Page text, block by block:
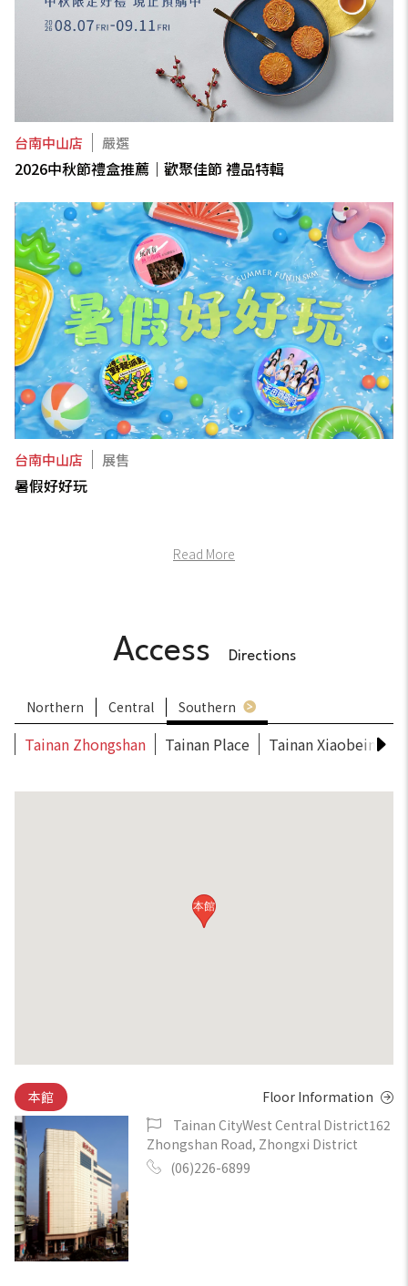
台南中山店 嚴選
2026中秋節禮盒推薦｜歡聚佳節 禮品特輯
台南中山店 展售
暑假好好玩
Read More
Access Directions
Northern Central Southern
Tainan Zhongshan Tainan Place Tainan Xiaobeimen
本館
Floor Information
Tainan CityWest Central District162
Zhongshan Road, Zhongxi District
(06)226-6899
本館